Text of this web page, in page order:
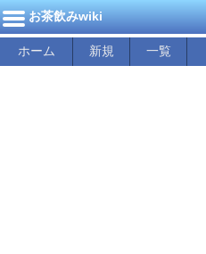
お茶飲みwiki
ホーム 新規 一覧